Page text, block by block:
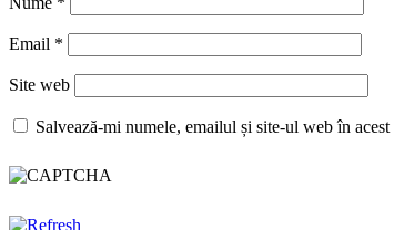
Email *
Site web
Salvează-mi numele, emailul și site-ul web în